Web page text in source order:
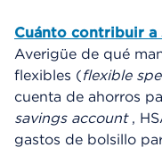
Cuánto contribuir a
Averigüe de qué
flexibles (flexible
cuenta de ahorros
savings account,
gastos de bolsillo